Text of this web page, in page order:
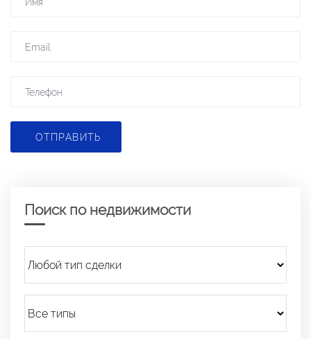
ОТПРАВИТЬ
Поиск по недвижимости